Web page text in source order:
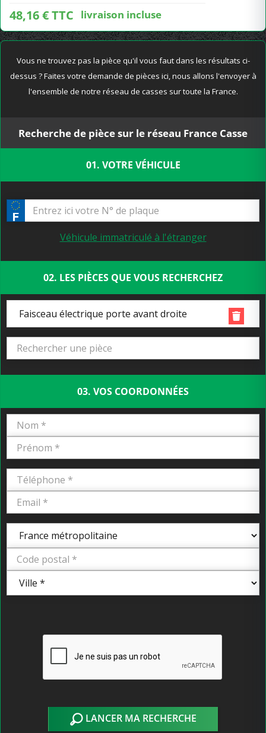
48,16 € TTC livraison incluse
Vous ne trouvez pas la pièce qu'il vous faut dans les résultats ci-
dessus ? Faites votre demande de pièces ici, nous allons l'envoyer à
l'ensemble de notre réseau de casses sur toute la France.
Recherche de pièce sur le réseau France Casse
01. VOTRE VÉHICULE
Véhicule immatriculé à l'étranger
02. LES PIÈCES QUE VOUS RECHERCHEZ
Faisceau électrique porte avant droite
03. VOS COORDONNÉES
LANCER MA RECHERCHE